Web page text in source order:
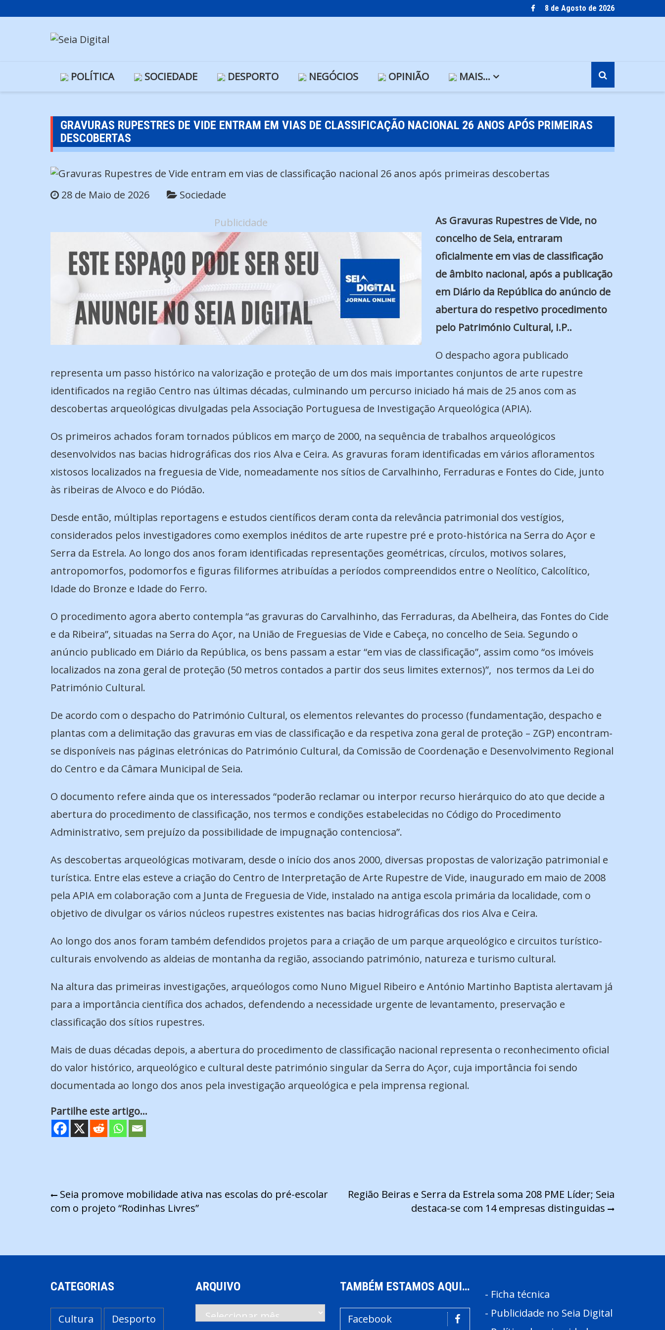
to
8 de Agosto de 2026
POLÍTICA SOCIEDADE DESPORTO NEGÓCIOS OPINIÃO MAIS…
GRAVURAS RUPESTRES DE VIDE ENTRAM EM VIAS DE CLASSIFICAÇÃO NACIONAL 26 ANOS APÓS PRIMEIRAS
DESCOBERTAS
28 de Maio de 2026 Sociedade
Publicidade
As Gravuras Rupestres de Vide, no
concelho de Seia, entraram
oficialmente em vias de classificação
de âmbito nacional, após a publicação
em Diário da República do anúncio de
abertura do respetivo procedimento
pelo Património Cultural, I.P..
O despacho agora publicado
representa um passo histórico na valorização e proteção de um dos mais importantes conjuntos de arte rupestre
identificados na região Centro nas últimas décadas, culminando um percurso iniciado há mais de 25 anos com as
descobertas arqueológicas divulgadas pela Associação Portuguesa de Investigação Arqueológica (APIA).
Os primeiros achados foram tornados públicos em março de 2000, na sequência de trabalhos arqueológicos
desenvolvidos nas bacias hidrográficas dos rios Alva e Ceira. As gravuras foram identificadas em vários afloramentos
xistosos localizados na freguesia de Vide, nomeadamente nos sítios de Carvalhinho, Ferraduras e Fontes do Cide, junto
às ribeiras de Alvoco e do Piódão.
Desde então, múltiplas reportagens e estudos científicos deram conta da relevância patrimonial dos vestígios,
considerados pelos investigadores como exemplos inéditos de arte rupestre pré e proto-histórica na Serra do Açor e
Serra da Estrela. Ao longo dos anos foram identificadas representações geométricas, círculos, motivos solares,
antropomorfos, podomorfos e figuras filiformes atribuídas a períodos compreendidos entre o Neolítico, Calcolítico,
Idade do Bronze e Idade do Ferro.
O procedimento agora aberto contempla “as gravuras do Carvalhinho, das Ferraduras, da Abelheira, das Fontes do Cide
e da Ribeira”, situadas na Serra do Açor, na União de Freguesias de Vide e Cabeça, no concelho de Seia. Segundo o
anúncio publicado em Diário da República, os bens passam a estar “em vias de classificação”, assim como “os imóveis
localizados na zona geral de proteção (50 metros contados a partir dos seus limites externos)”, nos termos da Lei do
Património Cultural.
De acordo com o despacho do Património Cultural, os elementos relevantes do processo (fundamentação, despacho e
plantas com a delimitação das gravuras em vias de classificação e da respetiva zona geral de proteção – ZGP) encontram-
se disponíveis nas páginas eletrónicas do Património Cultural, da Comissão de Coordenação e Desenvolvimento Regional
do Centro e da Câmara Municipal de Seia.
O documento refere ainda que os interessados “poderão reclamar ou interpor recurso hierárquico do ato que decide a
abertura do procedimento de classificação, nos termos e condições estabelecidas no Código do Procedimento
Administrativo, sem prejuízo da possibilidade de impugnação contenciosa”.
As descobertas arqueológicas motivaram, desde o início dos anos 2000, diversas propostas de valorização patrimonial e
turística. Entre elas esteve a criação do Centro de Interpretação de Arte Rupestre de Vide, inaugurado em maio de 2008
pela APIA em colaboração com a Junta de Freguesia de Vide, instalado na antiga escola primária da localidade, com o
objetivo de divulgar os vários núcleos rupestres existentes nas bacias hidrográficas dos rios Alva e Ceira.
Ao longo dos anos foram também defendidos projetos para a criação de um parque arqueológico e circuitos turístico-
culturais envolvendo as aldeias de montanha da região, associando património, natureza e turismo cultural.
Na altura das primeiras investigações, arqueólogos como Nuno Miguel Ribeiro e António Martinho Baptista alertavam já
para a importância científica dos achados, defendendo a necessidade urgente de levantamento, preservação e
classificação dos sítios rupestres.
Mais de duas décadas depois, a abertura do procedimento de classificação nacional representa o reconhecimento oficial
do valor histórico, arqueológico e cultural deste património singular da Serra do Açor, cuja importância foi sendo
documentada ao longo dos anos pela investigação arqueológica e pela imprensa regional.
Partilhe este artigo...
Navegação
de
Seia promove mobilidade ativa nas escolas do pré-escolar
com o projeto “Rodinhas Livres”
Região Beiras e Serra da Estrela soma 208 PME Líder; Seia
destaca-se com 14 empresas distinguidas
CATEGORIAS
Cultura Desporto
ARQUIVO
Arquivo
TAMBÉM ESTAMOS AQUI…
Facebook
- Ficha técnica
- Publicidade no Seia Digital